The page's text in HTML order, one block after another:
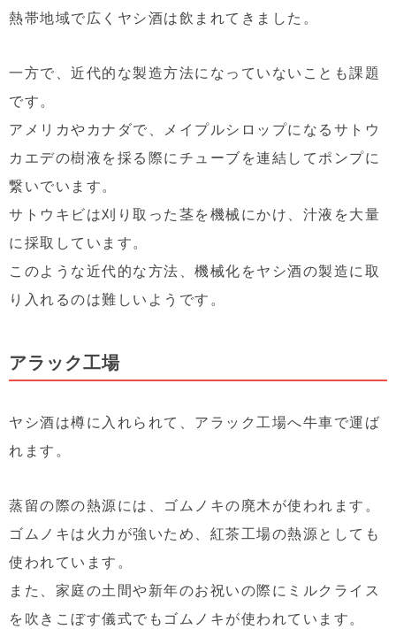
熱帯地域で広くヤシ酒は飲まれてきました。
一方で、近代的な製造方法になっていないことも課題
です。
アメリカやカナダで、メイプルシロップになるサトウ
カエデの樹液を採る際にチューブを連結してポンプに
繋いでいます。
サトウキビは刈り取った茎を機械にかけ、汁液を大量
に採取しています。
このような近代的な方法、機械化をヤシ酒の製造に取
り入れるのは難しいようです。
アラック工場
ヤシ酒は樽に入れられて、アラック工場へ牛車で運ば
れます。
蒸留の際の熱源には、ゴムノキの廃木が使われます。
ゴムノキは火力が強いため、紅茶工場の熱源としても
使われています。
また、家庭の土間や新年のお祝いの際にミルクライス
を吹きこぼす儀式でもゴムノキが使われています。